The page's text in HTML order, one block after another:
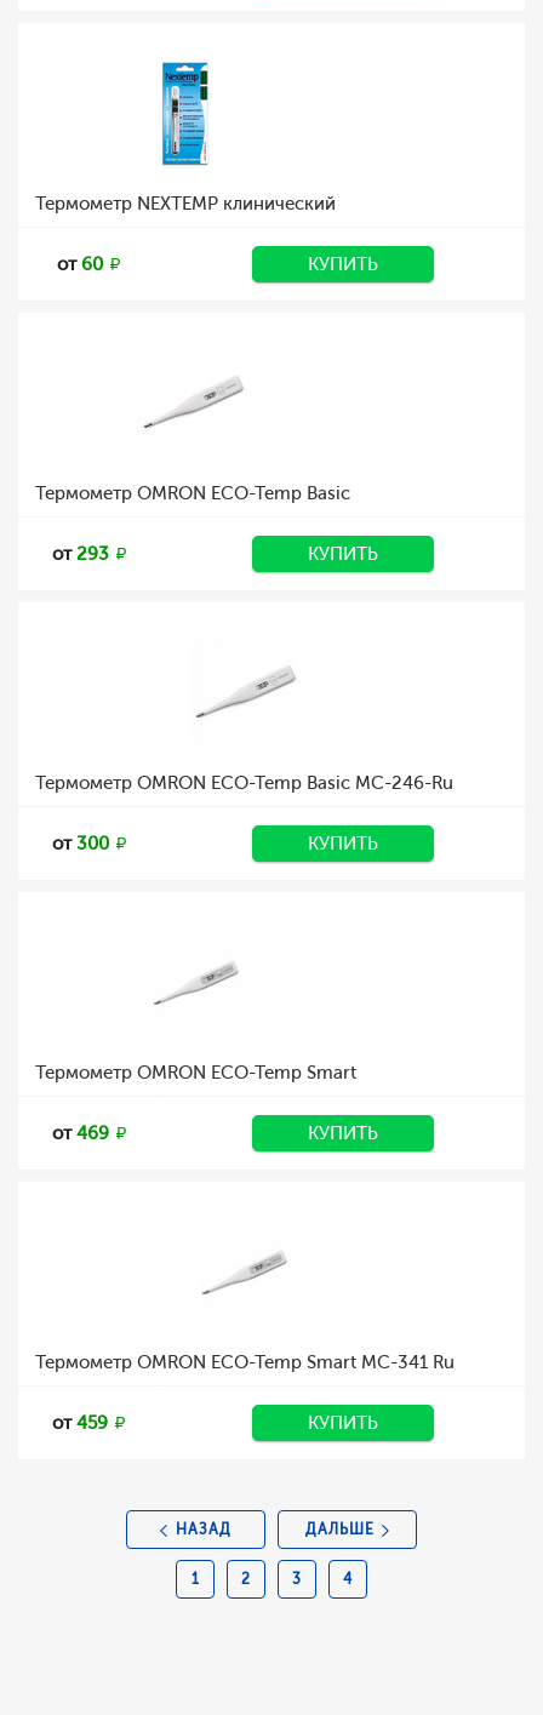
Термометр NEXTEMP клинический
от60 КУПИТЬ
Термометр OMRON ECO-Temp Basic
от293 КУПИТЬ
Термометр OMRON ECO-Temp Basic MC-246-Ru
от300 КУПИТЬ
Термометр OMRON ECO-Temp Smart
от469 КУПИТЬ
Термометр OMRON ECO-Temp Smart MC-341 Ru
от459 КУПИТЬ
НАЗАД
1 2 3 4
ДАЛЬШЕ